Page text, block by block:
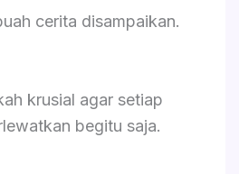
cerita disampaikan.
krusial agar setiap
begitu saja.